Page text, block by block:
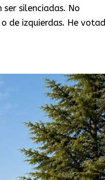
ser silenciadas. No
de izquierdas. He